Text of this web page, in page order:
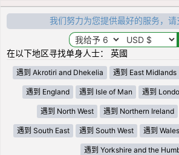
我们努力为您提供最好的服务，请
在以下地区寻找单身人士： 英國
遇到 Akrotiri and Dhekelia 遇到 East Midlands
遇到 England 遇到 Isle of Man 遇到
遇到 North West 遇到 Northern Ireland
遇到 South East 遇到 South West 遇到 Wales
遇到 Yorkshire and the